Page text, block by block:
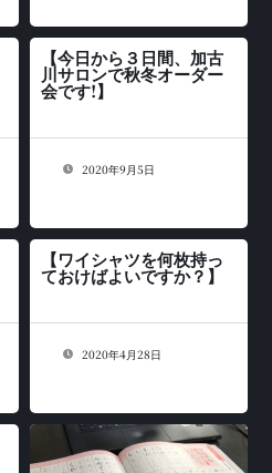
【今日から３日間、加古
川サロンで秋冬オーダー
会です!】
2020年9月5日
【ワイシャツを何枚持っ
ておけばよいですか？】
2020年4月28日